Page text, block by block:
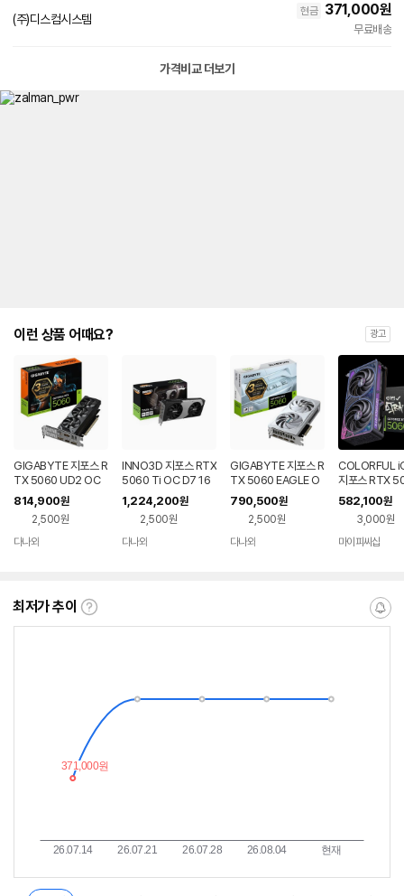
(주)디스컴시스템
현금 371,000원
무료배송
가격비교 더보기
이런 상품 어때요? 광고
GIGABYTE 지포스 R
TX 5060 UD2 OC
D7 8GB Nano LP 제
이씨현
814,900원
2,500원
다나와
INNO3D 지포스 RTX
5060 Ti OC D7 16
GB TWIN X2
1,224,200원
2,500원
다나와
GIGABYTE 지포스 R
TX 5060 EAGLE O
C ICE D7 8GB 제이
씨현
790,500원
2,500원
다나와
COLORFUL
지포스 RTX
LTRA DUO
8GB 도우정보
582,100원
3,000원
마이피씨샵
최저가 추이
최
알